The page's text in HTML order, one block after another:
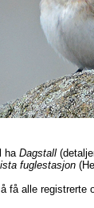
ha Dagstall
fuglestasjon
få alle registrerte